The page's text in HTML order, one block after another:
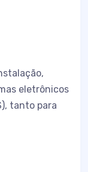
eletrônicos
tanto para